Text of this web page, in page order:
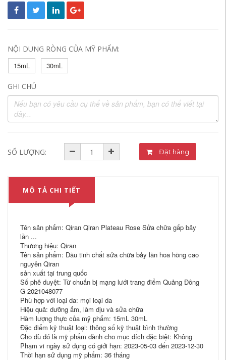
NỘI DUNG RÒNG CỦA MỸ PHẨM:
15mL
30mL
GHI CHÚ
SỐ LƯỢNG: Đặt hàng
MÔ TẢ CHI TIẾT
Tên sản phẩm: Qiran Qiran Plateau Rose Sửa chữa gấp bảy
lần ...
Thương hiệu: Qiran
Tên sản phẩm: Dầu tinh chất sửa chữa bảy lần hoa hồng cao
nguyên Qiran
sản xuất tại trung quốc
Số phê duyệt: Từ chuẩn bị mạng lưới trang điểm Quảng Đông
G 2021048077
Phù hợp với loại da: mọi loại da
Hiệu quả: dưỡng ẩm, làm dịu và sửa chữa
Hàm lượng thực của mỹ phẩm: 15mL 30mL
Đặc điểm kỹ thuật loại: thông số kỹ thuật bình thường
Cho dù đó là mỹ phẩm dành cho mục đích đặc biệt: Không
Phạm vi ngày sử dụng có giới hạn: 2023-05-03 đến 2023-12-30
Thời hạn sử dụng mỹ phẩm: 36 tháng